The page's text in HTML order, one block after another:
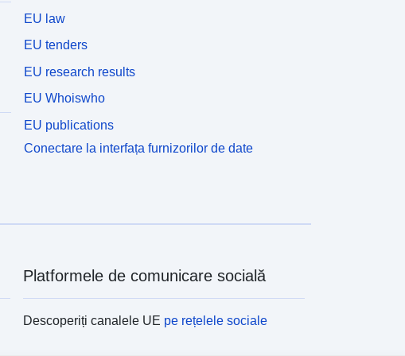
EU law
EU tenders
EU research results
EU Whoiswho
EU publications
Conectare la interfața furnizorilor de date
Platformele de comunicare socială
Descoperiți canalele UE pe rețelele sociale